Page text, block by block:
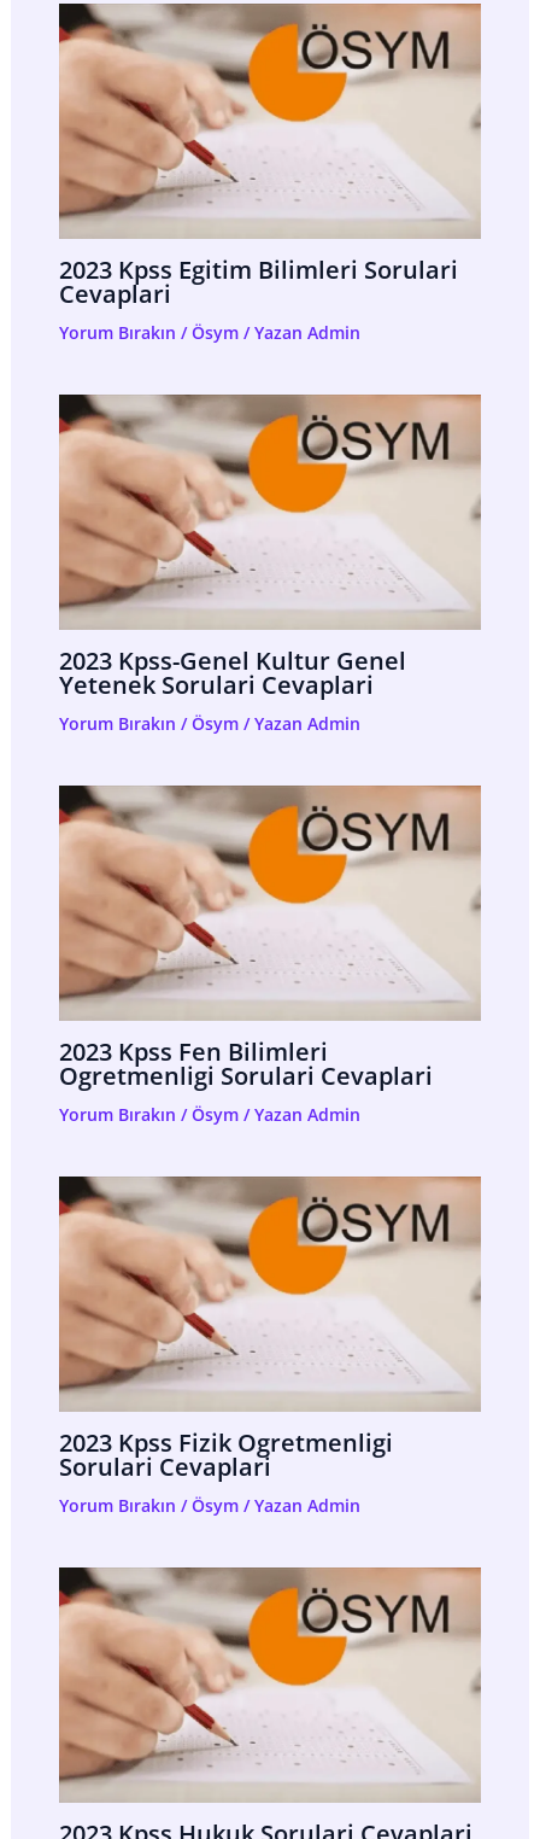
2023 Kpss Egitim Bilimleri Sorulari
Cevaplari
Yorum Bırakın /Ösym/ Yazan Admin
2023 Kpss-Genel Kultur Genel
Yetenek Sorulari Cevaplari
Yorum Bırakın /Ösym/ Yazan Admin
2023 Kpss Fen Bilimleri
Ogretmenligi Sorulari Cevaplari
Yorum Bırakın /Ösym/ Yazan Admin
2023 Kpss Fizik Ogretmenligi
Sorulari Cevaplari
Yorum Bırakın /Ösym/ Yazan Admin